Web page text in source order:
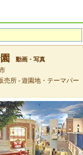
動画・写真
売所 - 遊園地・テーマパー